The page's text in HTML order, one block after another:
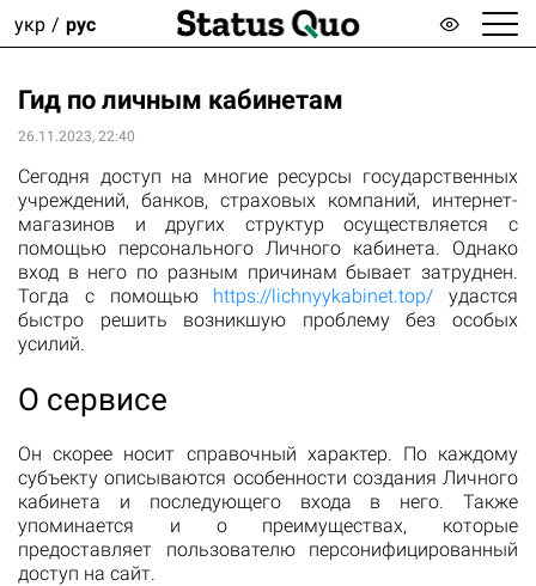
укр рус
Гид по личным кабинетам
26.11.2023, 22:40
Сегодня доступ на многие ресурсы государственных
учреждений, банков, страховых компаний, интернет-
магазинов и других структур осуществляется с
помощью персонального Личного кабинета. Однако
вход в него по разным причинам бывает затруднен.
Тогда с помощью https://lichnyykabinet.top/ удастся
быстро решить возникшую проблему без особых
усилий.
О сервисе
Он скорее носит справочный характер. По каждому
субъекту описываются особенности создания Личного
кабинета и последующего входа в него. Также
упоминается и о преимуществах, которые
предоставляет пользователю персонифицированный
доступ на сайт.